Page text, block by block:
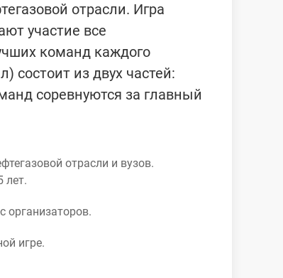
отрасли. Игра
участие все
команд каждого
состоит из двух частей:
соревнуются за главный
отрасли и вузов.
лет.
организаторов.
игре.